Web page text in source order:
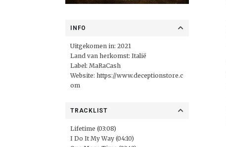
INFO
Uitgekomen in: 2021
Land van herkomst: Italië
Label: MaRaCash
Website: https://www.deceptionstore.c
om
TRACKLIST
Lifetime (03:08)
I Do It My Way (04:10)